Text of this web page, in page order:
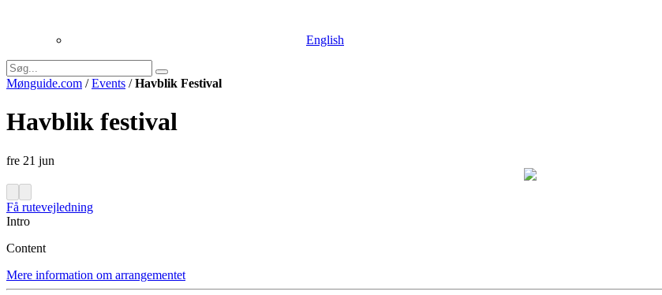
English
Mønguide.com /Events /Havblik Festival
Havblik festival
fre 21 jun
Få rutevejledning
Intro
Content
Mere information om arrangementet